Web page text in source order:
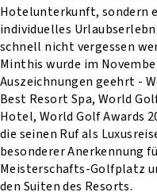
Hotelunterkunft, sondern
individuelles
schnell nicht vergessen
Minthis wurde im
Auszeichnungen geehrt -
Best Resort Spa, World
Hotel, World Golf Awards
die seinen Ruf als
besonderer Anerkennung
Meisterschafts-Golfplatz
den Suiten des Resorts.